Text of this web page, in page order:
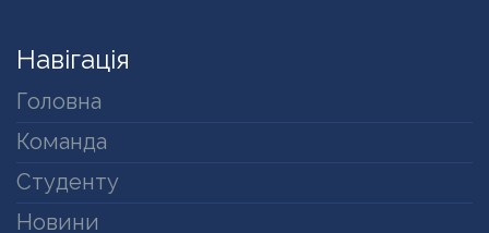
Навігація
Головна
Команда
Студенту
Новини